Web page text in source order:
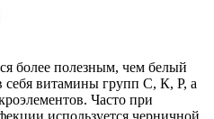
более полезным, чем белый
витамины групп С, К, Р, а
Часто при